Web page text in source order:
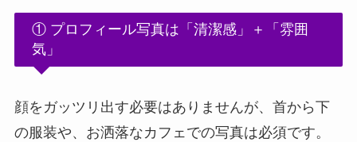
① プロフィール写真は「清潔感」＋「雰囲
気」
顔をガッツリ出す必要はありませんが、首から下
の服装や、お洒落なカフェでの写真は必須です。